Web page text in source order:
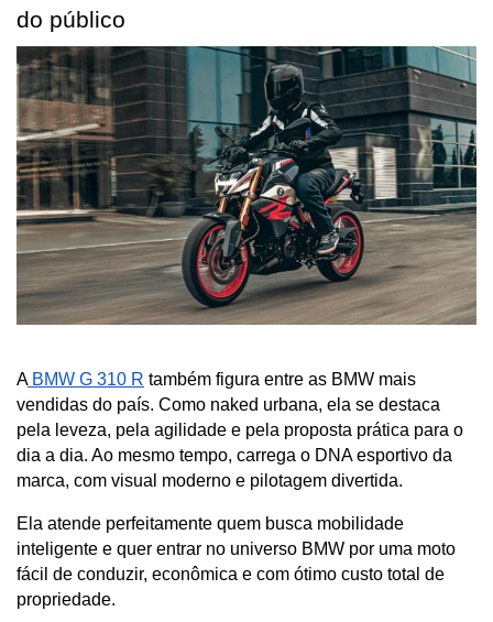
do público
A BMW G 310 R também figura entre as BMW mais
vendidas do país. Como naked urbana, ela se destaca
pela leveza, pela agilidade e pela proposta prática para o
dia a dia. Ao mesmo tempo, carrega o DNA esportivo da
marca, com visual moderno e pilotagem divertida.
Ela atende perfeitamente quem busca mobilidade
inteligente e quer entrar no universo BMW por uma moto
fácil de conduzir, econômica e com ótimo custo total de
propriedade.